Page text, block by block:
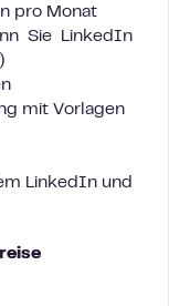
pro Monat
Sie LinkedIn
mit Vorlagen
LinkedIn und